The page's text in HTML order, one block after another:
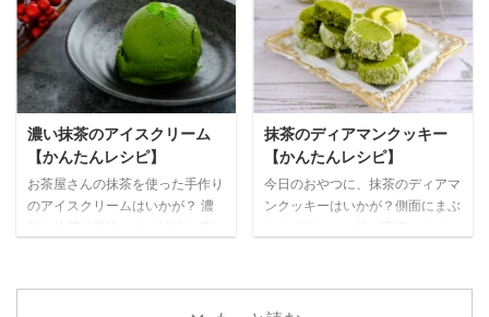
たてを、焙じ茶と一緒にどうぞ。
材料（2~3人分） （餡） 抹茶
10g 白こしあん 120g （皮） 白玉
粉 65g 砂糖 40g 水 50㎖ 米粉
20g 熱湯 30g サラダ油 10g 白胡
るった抹茶をボウルに入れて、ゴ
ムベラでまんべんなく混ぜる。
２ ①を15g程の大きさに分け ...
せて召し上がれ♪ 材料（1~2人
分） 抹茶 20g 卵 2個 ホワイト
チョコレート 80g 無塩バター
40g 生クリーム 50cc 薄力粉
70g ベーキングパウダー 2g グラ
ナッツ お好みで ホワイトチョコ
レート お好みで 作り方 １ 卵はボ
ウルに割り入れて、よく溶きほぐ
す。 ２ ホワ ...
濃い抹茶のアイスクリーム
【かんたんレシピ】
お茶屋さんの抹茶を使った手作り
のアイスクリームはいかが？ 濃
料（2~3人分） 抹茶 10g 生クリ
抹茶のディアマンクッキー
【かんたんレシピ】
今日のおやつに、抹茶のディアマ
ンクッキーはいかが？側面にまぶ
っとした歯ごたえと、抹茶の風味